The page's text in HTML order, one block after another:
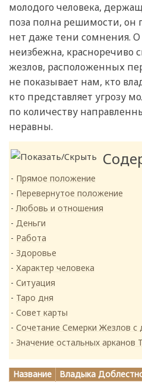
молодого человека,
поза полна решимости, он
нет даже тени сомнения. О
неизбежна, красноречиво
жезлов, расположенных
не показывает нам, кто
кто представляет угрозу
по количеству
неравны.
Прямое положение
Перевернутое положение
Любовь и отношения
Деньги
Работа
Здоровье
Характер человека
Ситуация
Таро дня
Совет карты
Сочетание Семерки Жезлов с
Значение остальных арканов
Название
Владыка